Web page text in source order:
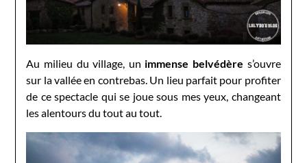
Au milieu du village, un immense belvédère s’ouvre
sur la vallée en contrebas. Un lieu parfait pour profiter
de ce spectacle qui se joue sous mes yeux, changeant
les alentours du tout au tout.